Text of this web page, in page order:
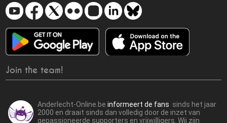
Join the team!
Anderlecht-Online.beinformeert de fans sinds het jaar
2000 en draait sinds dan volledig door de inzet van
gepassioneerde supporters en vrijwilligers. Wij zijn